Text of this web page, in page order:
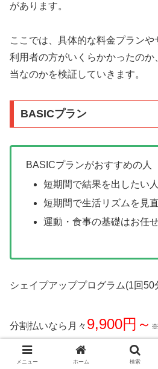
があります。
ここでは、具体的な料金プランや
利用者の方がいくらかかったの
当なのかを検証していきます。
BASICプラン
BASICプランがおすすめの人
短期間で結果を出したい人
短期間で生活リズムを見
運動・食事の基礎はお任
シェイプアッププログラム(1回
分割払いなら月々 9,900円～ ※
入会金 55,000円
メニュー ホーム 検索